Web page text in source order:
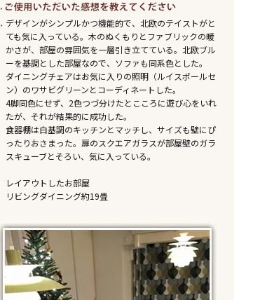
デザインがシンプルかつ機能的で、北欧のテイストがと
ても気に入っている。木のぬくもりとファブリックの暖
かさが、部屋の雰囲気を一層引き立てている。北欧ブル
ーを基調とした部屋なので、ソファも同系色とした。
ダイニングチェアはお気に入りの照明（ルイスポールセ
ン）のワサビグリーンとコーディネートした。
4脚同色にせず、2色つづ分けたとこころに遊び心をいれ
たが、それが結果的に成功した。
食器棚は白基調のキッチンとマッチし、サイズも壁にぴ
ったりおさまった。扉のスクエアガラスが部屋壁のガラ
スキューブとそろい、気に入っている。
レイアウトしたお部屋
リビングダイニング約19畳